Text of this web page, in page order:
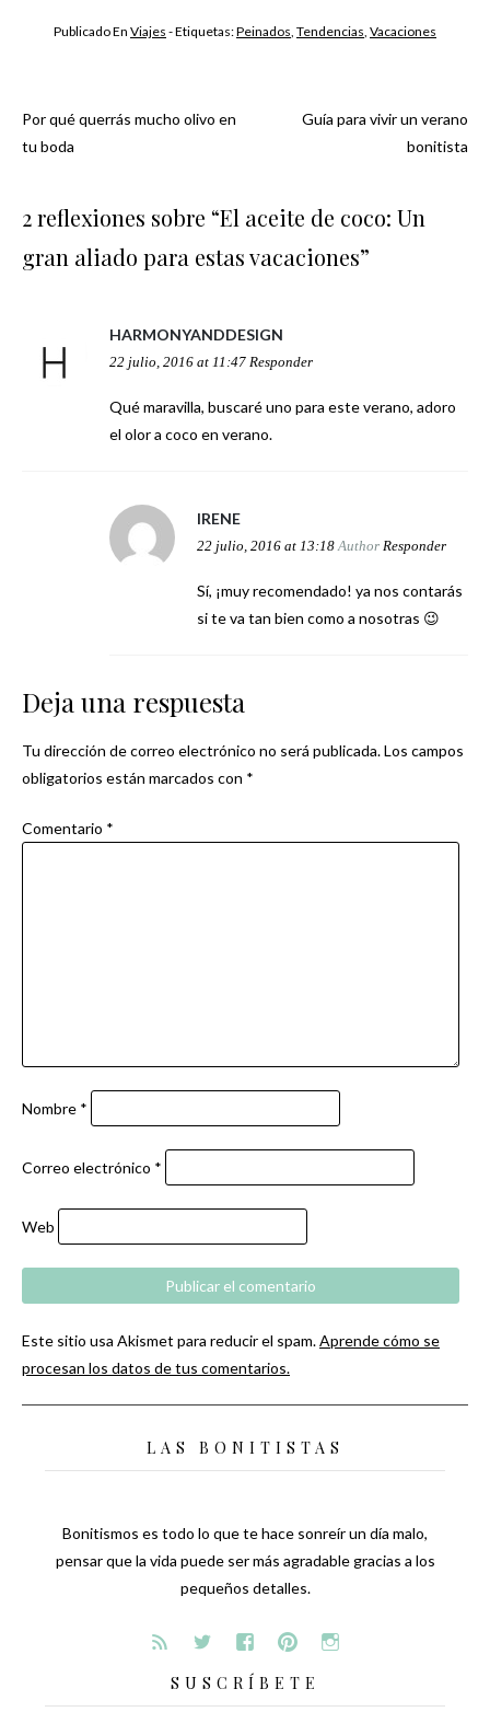
Publicado En Viajes - Etiquetas:Peinados, Tendencias, Vacaciones
Navegación
entradas
Por qué querrás mucho olivo en
tu boda
Guía para vivir un verano
bonitista
2 reflexiones sobre “El aceite de coco: Un
gran aliado para estas vacaciones”
HARMONYANDDESIGN
22 julio, 2016 at 11:47 Responder
Qué maravilla, buscaré uno para este verano, adoro
el olor a coco en verano.
IRENE
22 julio, 2016 at 13:18 Author Responder
Sí, ¡muy recomendado! ya nos contarás
si te va tan bien como a nosotras 😉
Deja una respuesta
Tu dirección de correo electrónico no será publicada.Los campos
obligatorios están marcados con *
Comentario *
Nombre *
Correo electrónico *
Web
Este sitio usa Akismet para reducir el spam.Aprende cómo se
procesan los datos de tus comentarios.
LAS BONITISTAS
Bonitismos es todo lo que te hace sonreír un día malo,
pensar que la vida puede ser más agradable gracias a los
pequeños detalles.
SUSCRÍBETE